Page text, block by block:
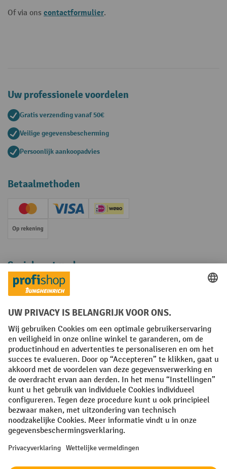
Of via ons contactformulier.
Uw professionele voordelen
Gratis verzending vanaf 50€
Veilige gegevensbescherming
Persoonlijk aankoopadvies
Betaalmethoden
Creditcard (Master)Creditcard (Visa)iDEAL | Wero
Op rekening
Sociale netwerken
Facebook
YouTube
LinkedInInstagram
Algemene leveringsvoorwaarden Copyright
Privacyverklaring Privacy Instellingen
All prices excl. VAT plusshipping costs and possible delivery charges,
if not stated otherwise.
¹ De korting is geldig zolang de voorraad strekt. De korting is niet van
toepassing op speciale prijzen. Een combinatie met andere
procentuele kortingen of vouchers is niet mogelijk. | ² De korting
nieuwsbrief. De voucher is 10 dagen geldig en kan online worden